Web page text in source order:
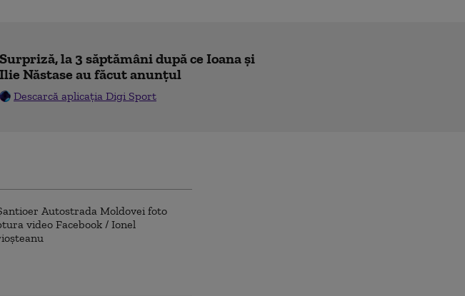
Surpriză, la 3 săptămâni după ce Ioana și
Ilie Năstase au făcut anunțul
Descarcă aplicația Digi Sport